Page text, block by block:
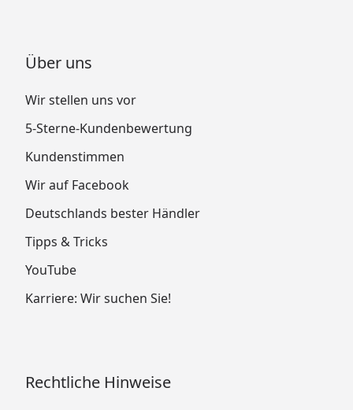
Über uns
Wir stellen uns vor
5-Sterne-Kundenbewertung
Kundenstimmen
Wir auf Facebook
Deutschlands bester Händler
Tipps & Tricks
YouTube
Karriere: Wir suchen Sie!
Rechtliche Hinweise